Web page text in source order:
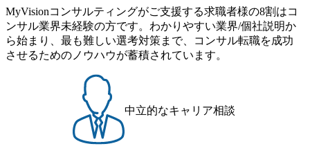
を取得 (https://www.agara.co.jp/article/382811) シンプレクスと
Xspear Consultingが、東京都港区の行政手続き100%デジタル
化を支援 (https://www.afpbb.com/articles/-/3520247) 【未経験
者】 ・年収UPでのオファー ・ワンプールで様々なインダ
流工程、先端技術を学べる環境 【コンサルファーム経験
者】 ・専門領域に軸足を置きながら、他領域にもチャレン
ジできる環境 ・タイトルアップでのオファー ・現職ファー
ムより高いオファー年収 ・実力主義でプロモーションでき
る（ダブルスキップもあり） ・週に1度のアサインｍｔｇで
日2時間15分まで、始業・終業時刻の繰り上げ・繰り下げが
可能 子の看護休暇： 子1人につき5日まで取得でき、1時間
単位で取得することも可能 家族看護休暇： 5日まで取得で
き、1時間単位で取得することも可能 【独身寮、住宅手当制
度など】 独身寮：富山事業所の近くに、白風寮と青風寮の2
つの寮があり、以下の入居基準を満たす方が入居可能で
す。 ＜入居基準＞ ・満33歳までの独身者 ・自宅から勤務地
までの通勤総時間が2時間を超えること 住宅手当： 本社の
近くには独身寮や社宅等が無いため、条件を満たす方には
住宅手当を支給します。 また、独身寮は男性のみの入居と
MyVisionコンサルティングがご支援する求職者様の8割はコ
ンサル業界未経験の方です。わかりやすい業界/個社説明か
ら始まり、最も難しい選考対策まで、コンサル転職を成功
させるためのノウハウが蓄積されています。
中立的なキャリア相談